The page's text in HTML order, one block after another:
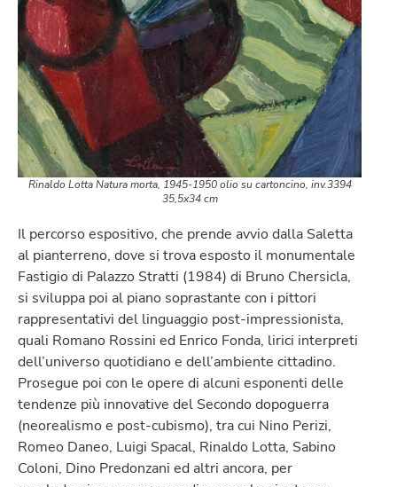
Rinaldo LottaNatura morta, 1945-1950 olio su cartoncino, inv.3394
35,5x34 cm
Il percorso espositivo, che prende avvio dalla Saletta
al pianterreno, dove si trova esposto il monumentale
Fastigio di Palazzo Stratti (1984) di Bruno Chersicla,
si sviluppa poi al piano soprastante con i pittori
rappresentativi del linguaggio post-impressionista,
quali Romano Rossini ed Enrico Fonda, lirici interpreti
dell’universo quotidiano e dell’ambiente cittadino.
Prosegue poi con le opere di alcuni esponenti delle
tendenze più innovative del Secondo dopoguerra
(neorealismo e post-cubismo), tra cui Nino Perizi,
Romeo Daneo, Luigi Spacal, Rinaldo Lotta, Sabino
Coloni, Dino Predonzani ed altri ancora, per